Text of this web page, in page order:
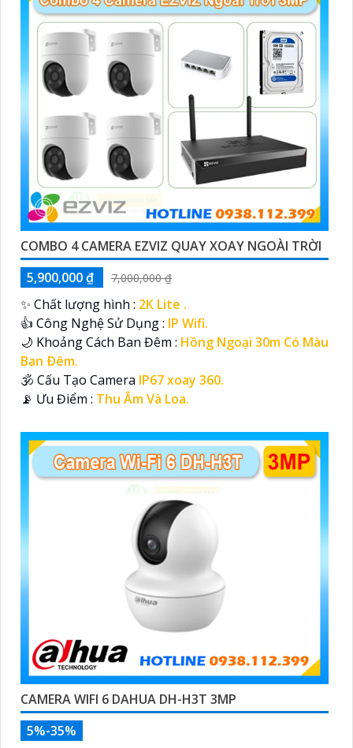
COMBO 4 CAMERA EZVIZ QUAY XOAY NGOÀI TRỜI
5,900,000 ₫
7,000,000 ₫
✨ Chất lượng hình : 2K Lite .
👍 Công Nghệ Sử Dụng : IP Wifi.
🌙 Khoảng Cách Ban Đêm : Hồng Ngoại 30m Có Màu
Ban Ðêm.
🕉️ Cấu Tạo Camera IP67 xoay 360.
️📡 Ưu Điểm : Thu Âm Và Loa.
CAMERA WIFI 6 DAHUA DH-H3T 3MP
5%-35%